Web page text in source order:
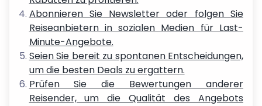
Abonnieren Sie Newsletter oder folgen Sie
Reiseanbietern in sozialen Medien für Last-
Minute-Angebote.
Seien Sie bereit zu spontanen Entscheidungen,
um die besten Deals zu ergattern.
Prüfen Sie die Bewertungen anderer
Reisender, um die Qualität des Angebots